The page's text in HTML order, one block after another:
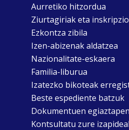
Aurretiko hitzordua
Ziurtagiriak eta
Ezkontza zibila
Izen-abizenak aldatzea
Nazionalitate-eskaera
Familia-liburua
Izatezko bikoteak
Beste espediente batzuk
Dokumentuen
Kontsultatu zure